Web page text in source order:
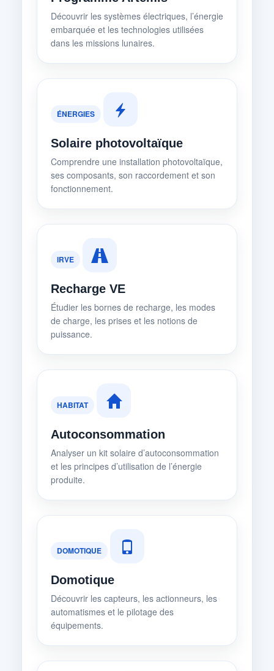
Découvrir les systèmes électriques, l’énergie
embarquée et les technologies utilisées
dans les missions lunaires.
ÉNERGIES
Solaire photovoltaïque
Comprendre une installation photovoltaïque,
ses composants, son raccordement et son
fonctionnement.
IRVE
Recharge VE
Étudier les bornes de recharge, les modes
de charge, les prises et les notions de
puissance.
HABITAT
Autoconsommation
Analyser un kit solaire d’autoconsommation
et les principes d’utilisation de l’énergie
produite.
DOMOTIQUE
Domotique
Découvrir les capteurs, les actionneurs, les
automatismes et le pilotage des
équipements.